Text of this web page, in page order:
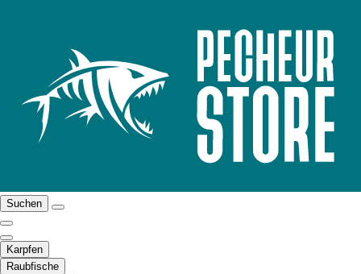
Suchen
Karpfen
Raubfische